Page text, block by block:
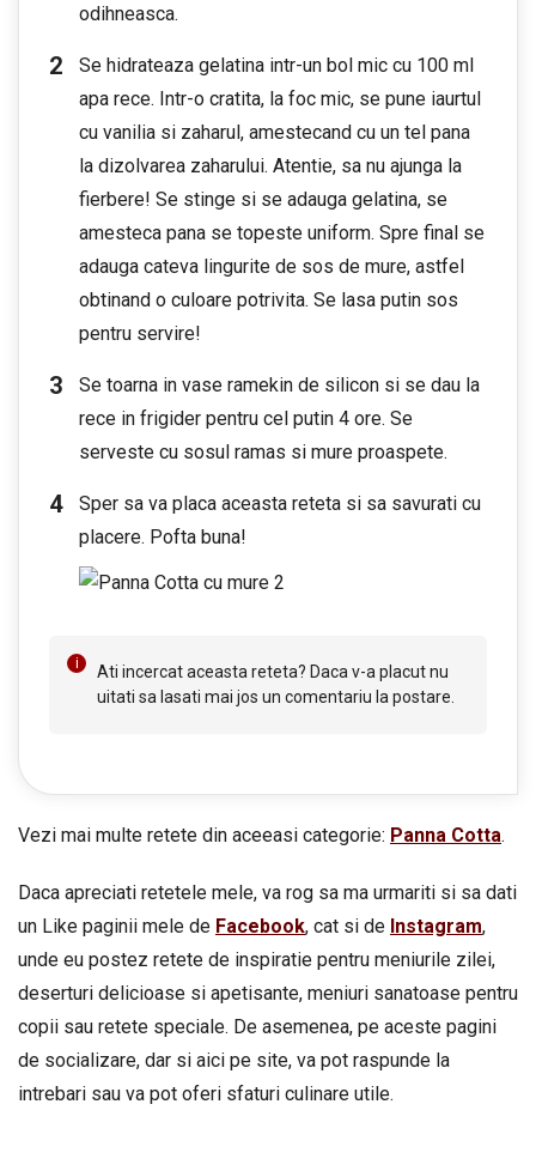
odihneasca.
Se hidrateaza gelatina intr-un bol mic cu 100 ml
apa rece. Intr-o cratita, la foc mic, se pune iaurtul
cu vanilia si zaharul, amestecand cu un tel pana
la dizolvarea zaharului. Atentie, sa nu ajunga la
fierbere! Se stinge si se adauga gelatina, se
amesteca pana se topeste uniform. Spre final se
adauga cateva lingurite de sos de mure, astfel
obtinand o culoare potrivita. Se lasa putin sos
pentru servire!
Se toarna in vase ramekin de silicon si se dau la
rece in frigider pentru cel putin 4 ore. Se
serveste cu sosul ramas si mure proaspete.
Sper sa va placa aceasta reteta si sa savurati cu
placere. Pofta buna!
Ati incercat aceasta reteta? Daca v-a placut nu
uitati sa lasati mai jos un comentariu la postare.
Vezi mai multe retete din aceeasi categorie: Panna Cotta.
Daca apreciati retetele mele, va rog sa ma urmariti si sa dati
un Like paginii mele de Facebook, cat si de Instagram,
unde eu postez retete de inspiratie pentru meniurile zilei,
deserturi delicioase si apetisante, meniuri sanatoase pentru
copii sau retete speciale. De asemenea, pe aceste pagini
de socializare, dar si aici pe site, va pot raspunde la
intrebari sau va pot oferi sfaturi culinare utile.